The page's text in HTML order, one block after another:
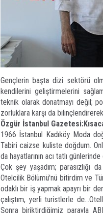
Gençlerin başta dizi sektörü
kendilerini geliştirmelerini
teknik olarak donatmayı değil;
zorluklara karşı da
Özgür İstanbul
​1966 İstanbul Kadıköy Moda
Tabiri caizse kuliste doğdum.
da hayatlarının acı tatlı
​Çok şey yaşadım; parasızlığı
Otelcilik Bölümü'nü bitirdim ve
odaklı bir iş yapmak apayrı bir
çalıştım, yerli turistlerle
Sonra biriktirdiğimiz parayla